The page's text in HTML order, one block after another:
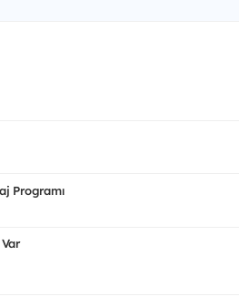
Programı